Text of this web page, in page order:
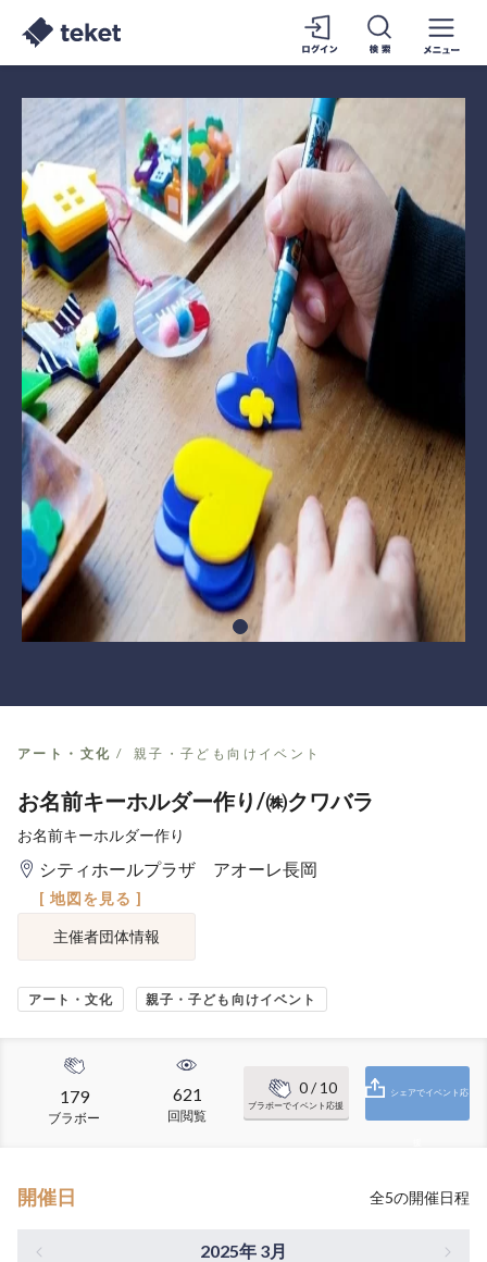
アート・文化 親子・子ども向けイベント
お名前キーホルダー作り/㈱クワバラ
お名前キーホルダー作り
シティホールプラザ アオーレ長岡
[ 地図を見る ]
主催者団体情報
アート・文化 親子・子ども向けイベント
179
ブラボー
621
回閲覧
0/ 10
ブラボーでイベント応援
シェアでイベント応
開催日 全5の開催日程
2025年 3月